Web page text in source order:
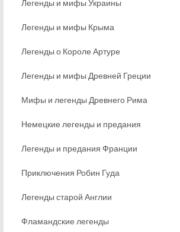
Легенды и мифы Украины
Легенды и мифы Крыма
Легенды о Короле Артуре
Легенды и мифы Древней Греции
Мифы и легенды Древнего Рима
Немецкие легенды и предания
Легенды и предания Франции
Приключения Робин Гуда
Легенды старой Англии
Фламандские легенды